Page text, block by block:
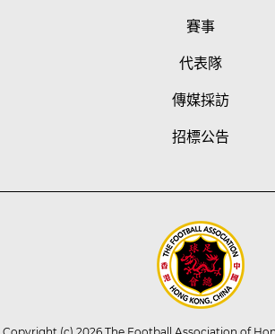
賽事
代表隊
傳媒採訪
招標公告